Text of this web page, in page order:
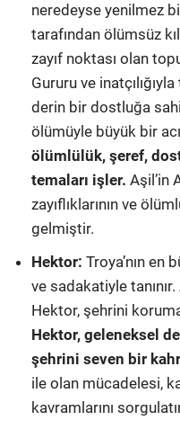
neredeyse yenilmez
tarafından ölümsüz
zayıf noktası olan
Gururu ve
derin bir dostluğa
ölümüyle büyük bir
ölümlülük, şeref,
temaları işler. Aşil’in
zayıflıklarının ve
gelmiştir.
Hektor: Troya’nın en
ve sadakatiyle
Hektor, şehrini
Hektor, geleneksel
şehrini seven bir
ile olan mücadelesi,
kavramlarını